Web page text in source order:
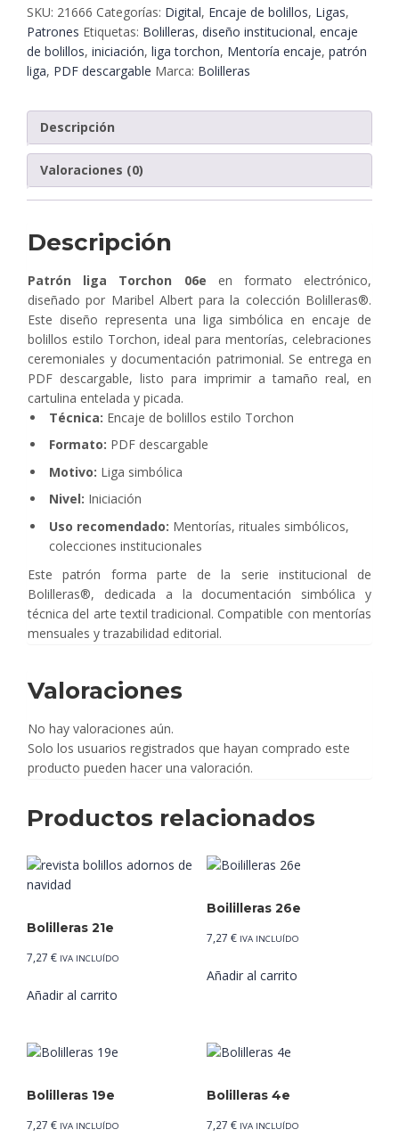
06e
–
Encaje
de
en
formato
electrónico
Bolilleras®
cantidad
SKU: 21666 Categorías: Digital, Encaje de bolillos, Ligas,
Patrones Etiquetas: Bolilleras, diseño institucional, encaje
de bolillos, iniciación, liga torchon, Mentoría encaje, patrón
liga, PDF descargable Marca: Bolilleras
Descripción
Valoraciones (0)
Descripción
Patrón liga Torchon 06e en formato electrónico,
diseñado por Maribel Albert para la colección Bolilleras®.
Este diseño representa una liga simbólica en encaje de
bolillos estilo Torchon, ideal para mentorías, celebraciones
ceremoniales y documentación patrimonial. Se entrega en
PDF descargable, listo para imprimir a tamaño real, en
cartulina entelada y picada.
Técnica: Encaje de bolillos estilo Torchon
Formato: PDF descargable
Motivo: Liga simbólica
Nivel: Iniciación
Uso recomendado: Mentorías, rituales simbólicos,
colecciones institucionales
Este patrón forma parte de la serie institucional de
Bolilleras®, dedicada a la documentación simbólica y
técnica del arte textil tradicional. Compatible con mentorías
mensuales y trazabilidad editorial.
Valoraciones
No hay valoraciones aún.
Solo los usuarios registrados que hayan comprado este
producto pueden hacer una valoración.
Productos relacionados
Bolilleras 21e
7,27 € IVA INCLUÍDO
Añadir al carrito
Boililleras 26e
7,27 € IVA INCLUÍDO
Añadir al carrito
Bolilleras 19e
7,27 € IVA INCLUÍDO
Bolilleras 4e
7,27 € IVA INCLUÍDO